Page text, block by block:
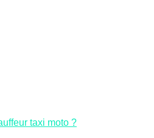
taxi moto ?